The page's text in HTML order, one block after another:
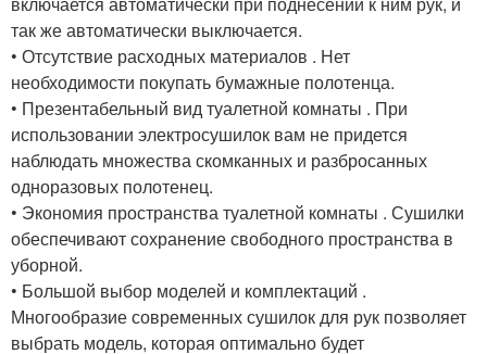
так же автоматически выключается.
• Отсутствие расходных материалов . Нет
необходимости покупать бумажные полотенца.
• Презентабельный вид туалетной комнаты . При
использовании электросушилок вам не придется
наблюдать множества скомканных и разбросанных
одноразовых полотенец.
• Экономия пространства туалетной комнаты . Сушилки
обеспечивают сохранение свободного пространства в
уборной.
• Большой выбор моделей и комплектаций .
Многообразие современных сушилок для рук позволяет
выбрать модель, которая оптимально будет